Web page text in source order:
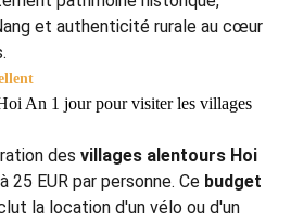
gérer vos dépenses tout en
de la campagne
villages dans un itinéraire régional ?
An 4 joursest la durée idéale pour
Dans ce cadre, consacrer une
alentours Hoi Anpermet de